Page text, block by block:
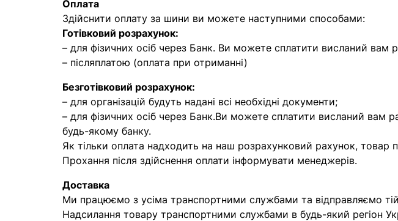
Оплата
Здійснити оплату за шини ви можете наступними способами:
Готівковий розрахунок:
– для фізичних осіб через Банк. Ви можете сплатити висланий вам
– післяплатою (оплата при отриманні)
Безготівковий розрахунок:
– для організацій будуть надані всі необхідні документи;
– для фізичних осіб через Банк.Ви можете сплатити висланий вам
будь-якому банку.
Як тільки оплата надходить на наш розрахунковий рахунок, товар
Прохання після здійснення оплати інформувати менеджерів.
Доставка
Ми працюємо з усіма транспортними службами та відправляємо
Надсилання товару транспортними службами в будь-який регіон